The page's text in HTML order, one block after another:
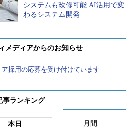
システムも改修可能 AI活用で変
わるシステム開発
メディアからのお知らせ
ア採用の応募を受け付けています
事ランキング
本日 月間